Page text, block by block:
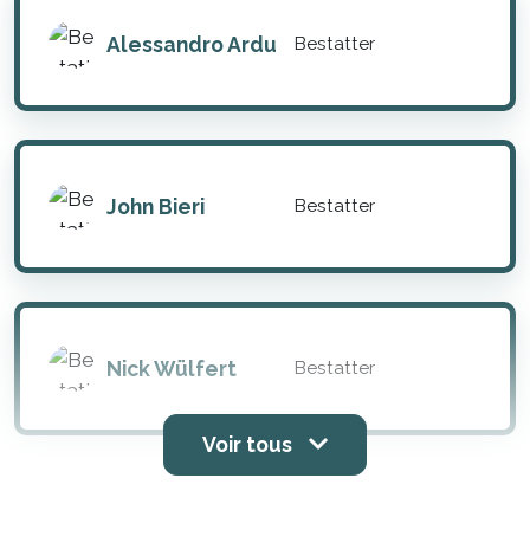
Alessandro Ardu Bestatter
John Bieri Bestatter
Nick Wülfert Bestatter
Voir tous